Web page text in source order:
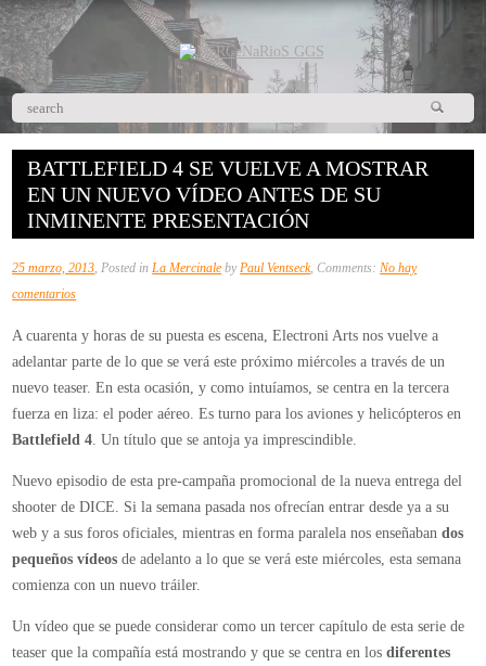
BATTLEFIELD 4 SE VUELVE A MOSTRAR
EN UN NUEVO VÍDEO ANTES DE SU
INMINENTE PRESENTACIÓN
25 marzo, 2013, Posted inLa Mercinale byPaul Ventseck, Comments:No hay
comentariosen
4
se
vuelve
a
mostrar
en
un
nuevo
vídeo
antes
su
inminente
A cuarenta y horas de su puesta es escena, Electroni Arts nos vuelve a
adelantar parte de lo que se verá este próximo miércoles a través de un
nuevo teaser. En esta ocasión, y como intuíamos, se centra en la tercera
fuerza en liza: el poder aéreo. Es turno para los aviones y helicópteros en
Battlefield 4. Un título que se antoja ya imprescindible.
Nuevo episodio de esta pre-campaña promocional de la nueva entrega del
shooter de DICE. Si la semana pasada nos ofrecían entrar desde ya a su
web y a sus foros oficiales, mientras en forma paralela nos enseñabandos
pequeños vídeos de adelanto a lo que se verá este miércoles, esta semana
comienza con un nuevo tráiler.
Un vídeo que se puede considerar como un tercer capítulo de esta serie de
teaser que la compañía está mostrando y que se centra en losdiferentes